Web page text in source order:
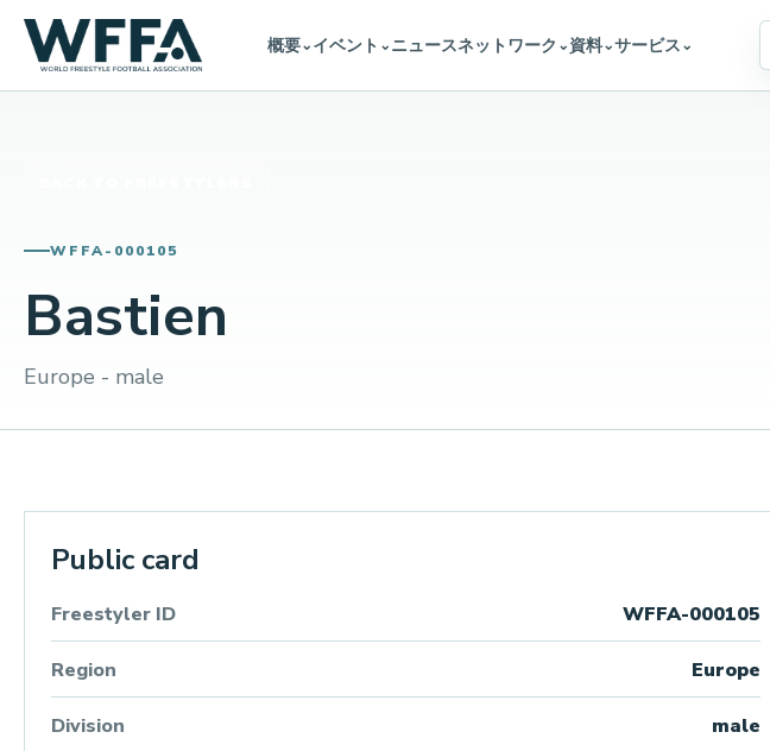
概要⌄イベント ⌄ニュースネットワーク ⌄資料⌄サービス⌄
WFFA-000105
Bastien
Europe - male
Public card
Freestyler ID WFFA-000105
Region Europe
Division male